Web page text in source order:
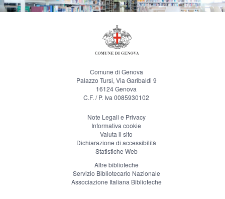
Comune di Genova
Palazzo Tursi, Via Garibaldi 9
16124 Genova
C.F. / P. Iva 0085930102
Note Legali e Privacy
Informativa cookie
Valuta il sito
Dichiarazione di accessibilità
Statistiche Web
Altre biblioteche
Servizio Bibliotecario Nazionale
Associazione Italiana Biblioteche